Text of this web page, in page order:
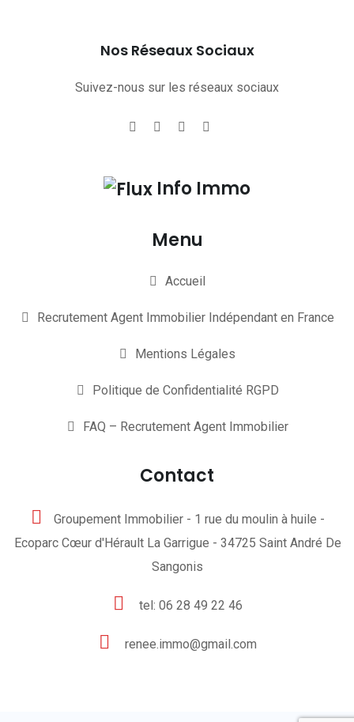
Nos Réseaux Sociaux
Suivez-nous sur les réseaux sociaux
Info Immo
Menu
Accueil
Recrutement Agent Immobilier Indépendant en France
Mentions Légales
Politique de Confidentialité RGPD
FAQ – Recrutement Agent Immobilier
Contact
Groupement Immobilier - 1 rue du moulin à huile -
Ecoparc Cœur d'Hérault La Garrigue - 34725 Saint André De
Sangonis
tel: 06 28 49 22 46
renee.immo@gmail.com